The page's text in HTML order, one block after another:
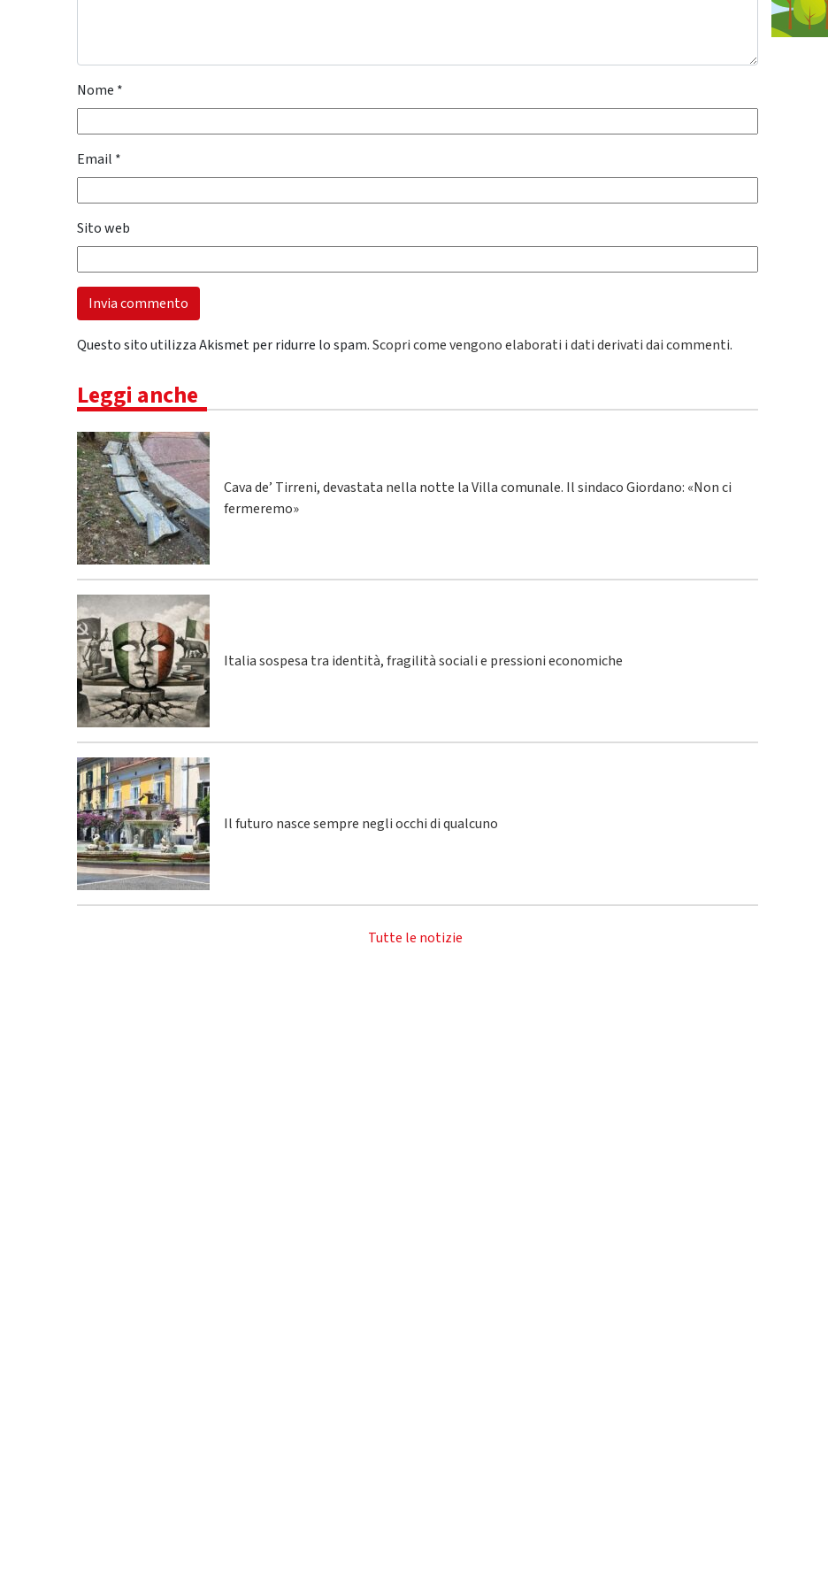
Nome *
Email *
Sito web
Questo sito utilizza Akismet per ridurre lo spam.Scopri come vengono elaborati i dati derivati dai commenti.
Leggi anche
Cava de’ Tirreni, devastata nella notte la Villa comunale. Il sindaco Giordano: «Non ci
fermeremo»
Italia sospesa tra identità, fragilità sociali e pressioni economiche
Il futuro nasce sempre negli occhi di qualcuno
Tutte le notizie